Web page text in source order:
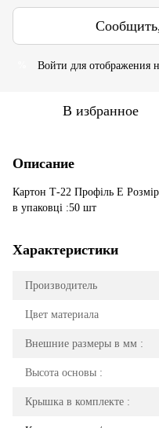
Войти для отображения
В избранное
Описание
Картон Т-22 Профіль Е
в упаковці :50 шт
Характеристики
Производитель
Цвет материала
Внешние размеры в мм :
Высота основы :
Крышка в комплекте :